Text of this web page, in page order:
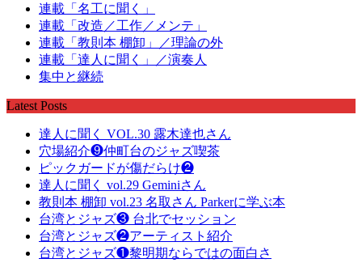
連載「名工に聞く」
連載「改造／工作／メンテ」
連載「教則本 棚卸」／理論の外
連載「達人に聞く」／演奏人
集中と継続
Latest Posts
達人に聞く VOL.30 露木達也さん
穴場紹介❾仲町台のジャズ喫茶
ピックガードが傷だらけ❷
達人に聞く vol.29 Geminiさん
教則本 棚卸 vol.23 名取さん Parkerに学ぶ本
台湾とジャズ❸ 台北でセッション
台湾とジャズ❷アーティスト紹介
台湾とジャズ❶黎明期ならではの面白さ